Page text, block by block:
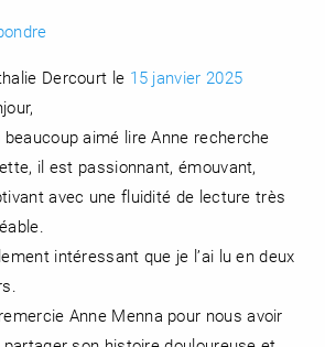
Dercourt le 15 janvier 2025
beaucoup aimé lire Anne recherche
il est passionnant, émouvant,
avec une fluidité de lecture très
intéressant que je l’ai lu en deux
Anne Menna pour nous avoir